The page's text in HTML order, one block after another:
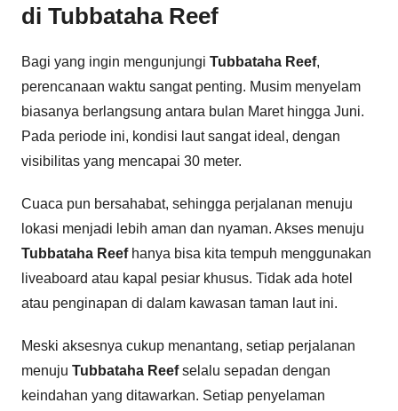
di Tubbataha Reef
Bagi yang ingin mengunjungi Tubbataha Reef,
perencanaan waktu sangat penting. Musim menyelam
biasanya berlangsung antara bulan Maret hingga Juni.
Pada periode ini, kondisi laut sangat ideal, dengan
visibilitas yang mencapai 30 meter.
Cuaca pun bersahabat, sehingga perjalanan menuju
lokasi menjadi lebih aman dan nyaman. Akses menuju
Tubbataha Reefhanya bisa kita tempuh menggunakan
liveaboard atau kapal pesiar khusus. Tidak ada hotel
atau penginapan di dalam kawasan taman laut ini.
Meski aksesnya cukup menantang, setiap perjalanan
menuju Tubbataha Reefselalu sepadan dengan
keindahan yang ditawarkan. Setiap penyelaman